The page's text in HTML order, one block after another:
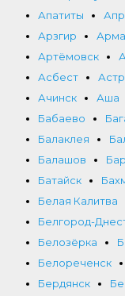
Апатиты
Арзгир
Артёмовск
Асбест
Ачинск
Аша
Бабаево
Балаклея
Балашов
Батайск
Белая Калитва
Белгород-
Белозёрка
Белореченск
Бердянск